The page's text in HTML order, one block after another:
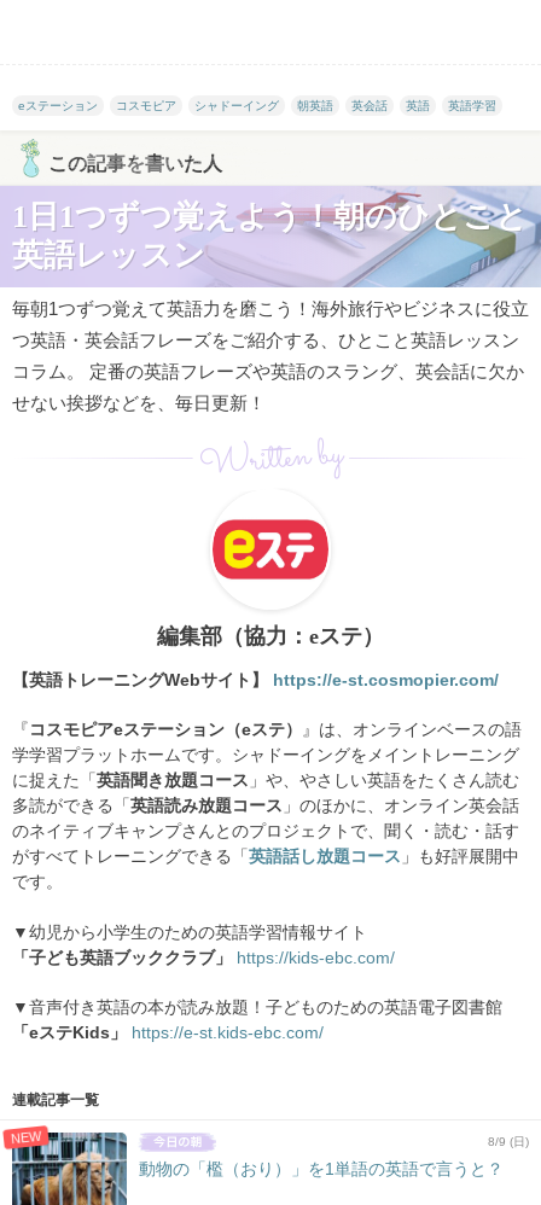
eステーション コスモピア シャドーイング 朝英語 英会話 英語 英語学習
この記事を書いた人
1日1つずつ覚えよう！朝のひとこと
英語レッスン
毎朝1つずつ覚えて英語力を磨こう！海外旅行やビジネスに役立
つ英語・英会話フレーズをご紹介する、ひとこと英語レッスン
コラム。 定番の英語フレーズや英語のスラング、英会話に欠か
せない挨拶などを、毎日更新！
Written by
編集部（協力：eステ）
【英語トレーニングWebサイト】 https://e-st.cosmopier.com/
『 コスモピアeステーション（eステ）
』は、オンラインベースの語
学学習プラットホームです。シャドーイングをメイントレーニング
に捉えた「 英語聞き放題コース 」や、やさしい英語をたくさん読む
多読ができる「 英語読み放題コース 」のほかに、オンライン英会話
のネイティブキャンプさんとのプロジェクトで、聞く・読む・話す
がすべてトレーニングできる「 英語話し放題コース 」も好評展開中
です。
▼幼児から小学生のための英語学習情報サイト
「子ども英語ブッククラブ」 https://kids-ebc.com/
▼音声付き英語の本が読み放題！子どものための英語電子図書館
「eステKids」
https://e-st.kids-ebc.com/
連載記事一覧
NEW 8/9 (日)
動物の「檻（おり）」を1単語の英語で言うと？